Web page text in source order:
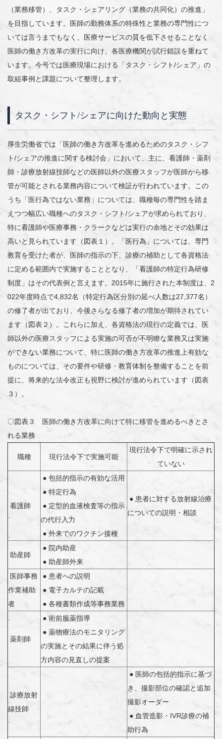
（業務移管）、タスク・シェアリング（業務の共同化）の推進」
を目指しています。医師の勤務体系の特殊性と業務の専門性につ
いては言うまでもなく、医療サービスの質を低下させることなく
医師の働き方改革の実行に向け、各医療機関が試行錯誤を重ねて
います。今号では医療現場における「タスク・シフト/シェア」の
取組事例と課題について整理します。
タスク・シフト /シェアに向けた動向と実態
厚生労働省では「医師の働き方改革を進めるためのタスク・シフ
ト/シェアの推進に関する検討会」において、主に、看護師・薬剤
師・診療放射線技師などの医師以外の医療スタッフが医師から移
管が可能とされる業務内容について検証が行われています。この
うち「医行為ではない業務」については、職種毎の専門性を踏ま
えつつ幅広い職種へのタスク・シフト/シェアが求められており、
特に看護師や医療事務・クラークなどは実行の余地とその効果は
高いと見られています（図表１）。「医行為」については、専門
教育を受けた者が、医師の指示の下、診療の補助として各資格法
に定める範囲内で実施することとなり、「看護師の特定行為研修
制度」はその代表例と言えます。2015年に施行された本制度は、2
022年度時点で4,832名（特定行為区分別の延べ人数は27,377名）
の修了者が出ており、今後さらなる修了者の増加が期待されてい
ます（図表２）。これらに加え、各資格法の現行の定義では、医
師以外の医療スタッフによる実施の可否が不明瞭な業務又は実施
ができない業務について、特に医師の働き方改革の推進上有効な
ものについては、その要件や研修・教育体制を整備することを前
提に、将来的な法令改正も視野に検討が進められています（図表
３）。
〇図表３ 医師の働き方改革に向けて特に移管を進めるべきとさ
れる業務
職種 現行法令下で実施可能
現行法令下で明確に示され
ていない
看護師
● 包括的指示の有効な活用
● 特定行為
● 定型的血液検査等の指示
の代行入力
● 外来でのワクチン接種
● 患者に対する放射線治療
についての説明・相談
助産師
● 院内助産
● 助産師外来
医師事務
作業補助
者
● 患者への説明
● 電子カルテの記載
● 各種書類作成等事務業務
薬剤師
● 術前服薬指導
● 薬物療法のモニタリング
の実施とその結果に伴う処
方内容の見直しの提案
診療放射
線技師
● 医師の包括的指示に基づ
き、撮影部位の確認と追加
撮影オーダー
● 血管造影・IVR診療の補
助行為